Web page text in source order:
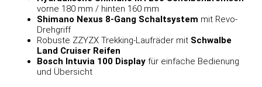
vorne 180 mm / hinten 160 mm
Shimano Nexus 8-Gang Schaltsystem mit Revo-
Drehgriff
Robuste ZZYZX Trekking-Laufräder mit Schwalbe
Land Cruiser Reifen
Bosch Intuvia 100 Display für einfache Bedienung
und Übersicht